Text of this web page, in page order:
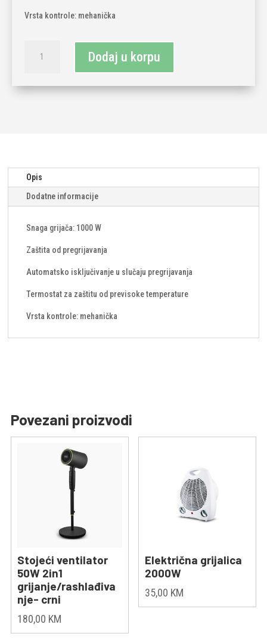
Vrsta kontrole: mehanička
grijalica
1000W
Dodaj u korpu
Opis
Dodatne informacije
Snaga grijača: 1000 W
Zaštita od pregrijavanja
Automatsko isključivanje u slučaju pregrijavanja
Termostat za zaštitu od previsoke temperature
Vrsta kontrole: mehanička
Povezani proizvodi
Stojeći ventilator
50W 2in1
grijanje/rashlađiva
nje- crni
180,00 KM
Električna grijalica
2000W
35,00 KM